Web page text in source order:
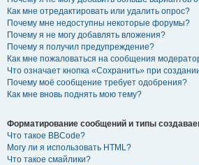
Как мне отредактировать или удалить опрос?
Почему мне недоступны некоторые форумы?
Почему я не могу добавлять вложения?
Почему я получил предупреждение?
Как мне пожаловаться на сообщения
Что означает кнопка «Сохранить» при
Почему моё сообщение требует одобрения?
Как мне вновь поднять мою тему?
Форматирование сообщений и типы
Что такое BBCode?
Могу ли я использовать HTML?
Что такое смайлики?